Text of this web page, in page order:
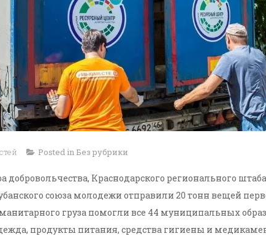
Posted in Без рубрики
добровольчества, Краснодарского регионального
союза молодежи отправили 20 тонн вещей
груза помогли все 44 муниципальных
продукты питания, средства гигиены и